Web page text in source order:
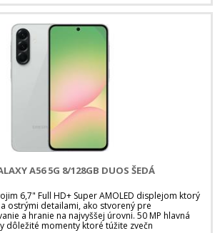
A56 5G 8/128GB DUOS ŠEDÁ
6,7" Full HD+ Super AMOLED displejom ktorý
ostrými detailami, ako stvorený pre
a hranie na najvyššej úrovni. 50 MP hlavná
dôležité momenty ktoré túžite zvečn